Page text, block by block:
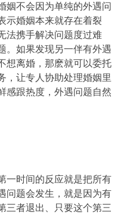
姻不会因为单纯的外遇问
示婚姻本来就存在着裂
法携手解决问题度过难
。如果发现另一伴有外遇
想离婚，那麽就可以委托
，让专人协助处理婚姻里
感跟热度，外遇问题自然
一时间的反应就是把所有
问题会发生，就是因为有
三者退出、只要这个第三